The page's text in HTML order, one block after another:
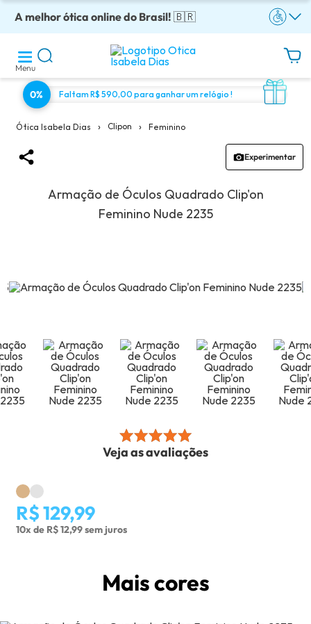
A melhor ótica online do Brasil!🇧🇷
Óculos completos armação + lentes a partir: R$199
Adquira em até 10x sem juros!
Enviamos para todo o Brasil!
Óculos de grau com preço justo!
Menu
0% Faltam R$ 590,00 para ganhar um relógio !
Ótica Isabela Dias › Clipon › Feminino
Experimentar
Armação de Óculos Quadrado Clip'on
Feminino Nude 2235
Veja as avaliações
R$ 129,99
10x de R$ 12,99 sem juros
Mais cores